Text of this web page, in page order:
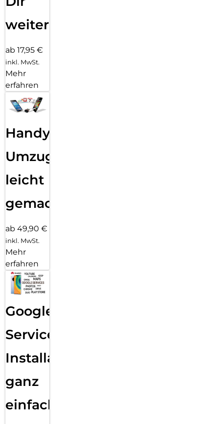
weiter
ab 17,95 €
inkl. MwSt.
Mehr
erfahren
Handy
Umzug
leicht
gemacht!
ab 49,90 €
inkl. MwSt.
Mehr
erfahren
Google
Services
Installation
ganz
einfach